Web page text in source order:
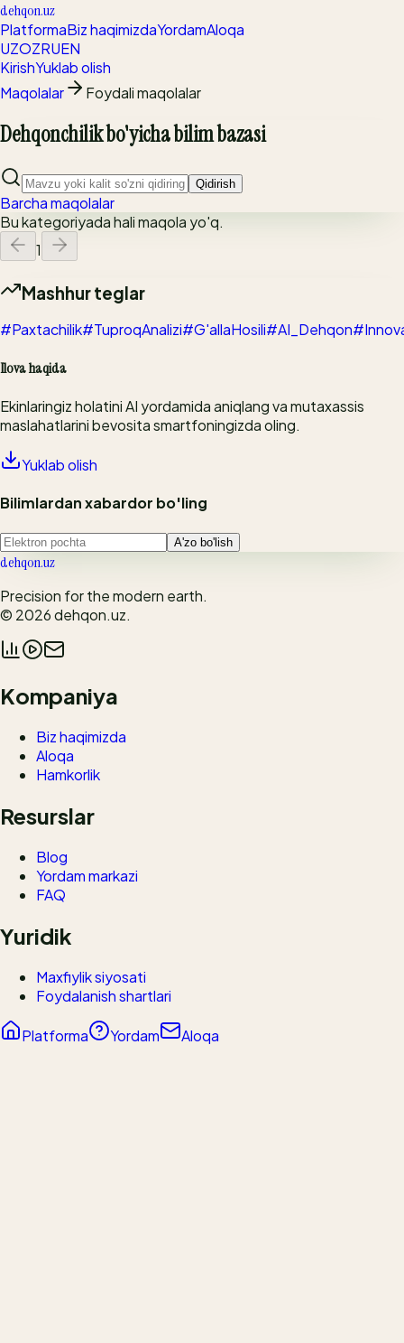
dehqon.uz
PlatformaBiz haqimizdaYordamAloqa
UZOZRUEN
KirishYuklab olish
Maqolalar
Foydali maqolalar
Dehqonchilik bo'yicha bilim bazasi
Qidirish
Barcha maqolalar
Bu kategoriyada hali maqola yo'q.
1
Mashhur teglar
#Paxtachilik#TuproqAnalizi#G'allaHosili#AI_Dehqon
Ilova haqida
Ekinlaringiz holatini AI yordamida aniqlang va mutaxassis
maslahatlarini bevosita smartfoningizda oling.
Yuklab olish
Bilimlardan xabardor bo'ling
A'zo bo'lish
dehqon.uz
Precision for the modern earth.
© 2026dehqon.uz.
Kompaniya
Biz haqimizda
Aloqa
Hamkorlik
Resurslar
Blog
Yordam markazi
FAQ
Yuridik
Maxfiylik siyosati
Foydalanish shartlari
Platforma Yordam Aloqa